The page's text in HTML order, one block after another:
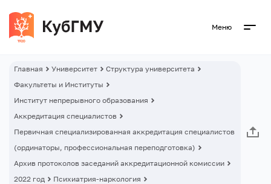
Меню
Главная Университет
Структура университета
Факультеты и Институты
Институт непрерывного образования
Аккредитация специалистов
Первичная специализированная аккредитация специалистов
(ординаторы, профессиональная переподготовка)
Архив протоколов заседаний аккредитационной комиссии
2022 год
Психиатрия-наркология